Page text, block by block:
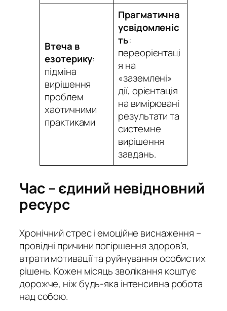
Втеча в
езотерику:
підміна
вирішення
проблем
хаотичними
практиками
Прагматична
усвідомленіс
ть:
переорієнтаці
я на
«заземлені»
дії, орієнтація
на вимірювані
результати та
системне
вирішення
завдань.
Час – єдиний невідновний
ресурс
Хронічний стрес і емоційне виснаження –
провідні причини погіршення здоров’я,
втрати мотивації та руйнування особистих
рішень. Кожен місяць зволікання коштує
дорожче, ніж будь-яка інтенсивна робота
над собою.